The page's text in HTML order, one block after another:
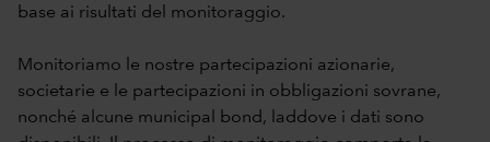
base ai risultati del monitoraggio.
Monitoriamo le nostre partecipazioni azionarie,
societarie e le partecipazioni in obbligazioni sovrane,
nonché alcune municipal bond, laddove i dati sono